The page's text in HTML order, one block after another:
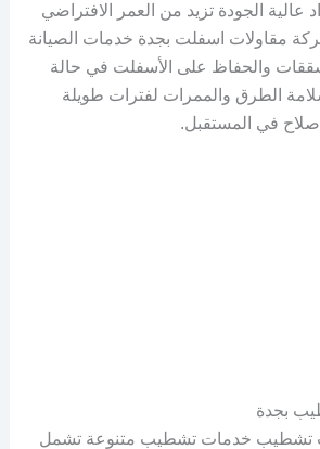
عالية الجودة تزيد من العمر الافتراضي
مقاولات اسفلت بجدة خدمات الصيانة
والحفاظ على الأسفلت في حالة
الطرق والممرات لفترات طويلة
في المستقبل.
بجدة
تشطيب خدمات تشطيب متنوعة تشمل